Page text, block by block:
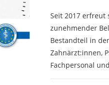
Seit 2017 erfreut
zunehmender
Bestandteil in
Zahnärzt:innen,
Fachpersonal